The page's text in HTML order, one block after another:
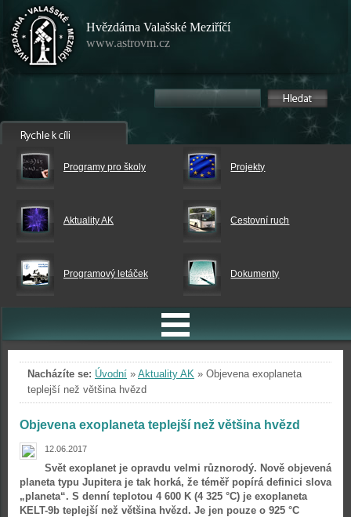
Hvězdárna Valašské Meziříčí
www.astrovm.cz
Programy pro školy Projekty
Aktuality AK Cestovní ruch
Programový letáček Dokumenty
Nacházíte se: Úvodní » Aktuality AK » Objevena exoplaneta
teplejší než většina hvězd
Objevena exoplaneta teplejší než většina hvězd
12.06.2017
Svět exoplanet je opravdu velmi různorodý. Nově objevená
planeta typu Jupitera je tak horká, že téměř popírá definici slova
„planeta“. S denní teplotou 4 600 K (4 325 °C) je exoplaneta
KELT-9b teplejší než většina hvězd. Je jen pouze o 925 °C